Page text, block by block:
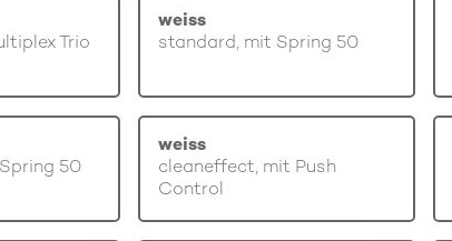
Trio
weiss
standard, mit Spring 50
50
weiss
cleaneffect, mit Push
Control